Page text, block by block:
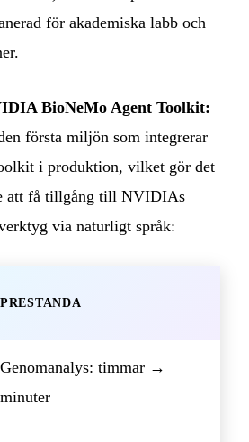
för akademiska labb och
BioNeMo Agent Toolkit:
första miljön som integrerar
i produktion, vilket gör det
att få tillgång till NVIDIAs
via naturligt språk:
PRESTANDA
Genomanalys: timmar →
minuter